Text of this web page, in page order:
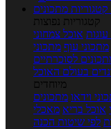
קטגוריות מתכונים
קטגוריות נפוצות
אוכל צמחוני
מתכוני עוף מתכוני
לסוכרתיים
בעולם האוכל
מיוחדים
וידאו מתכונים
אוכל בריא מאכלי
לפי שיטות הכנה